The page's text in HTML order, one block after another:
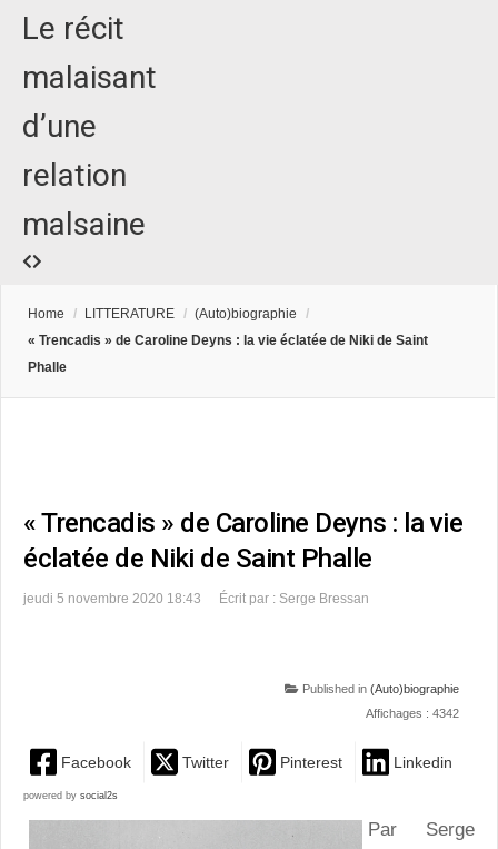
Le récit
malaisant
d’une
relation
malsaine
Home / LITTERATURE / (Auto)biographie
/
« Trencadis » de Caroline Deyns : la vie éclatée de Niki de Saint
Phalle
« Trencadis » de Caroline Deyns : la vie
éclatée de Niki de Saint Phalle
jeudi 5 novembre 2020 18:43 Écrit par : Serge Bressan
Published in (Auto)biographie
Affichages : 4342
Facebook Twitter Pinterest Linkedin
powered by social2s
Par Serge